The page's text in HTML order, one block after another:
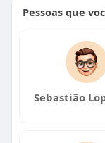
Pessoas que
Sebastião